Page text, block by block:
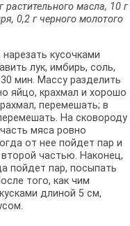
растительного масла, 10 г
0,2 г черного молотого
кусочками
лук, имбирь, соль,
мин. Массу разделить
яйцо, крахмал и хорошо
перемешать; в
На сковороду
мяса ровно
от нее пойдет пар и
частью. Наконец,
пойдет пар, посыпать
того, как чим
длиной 5 см,